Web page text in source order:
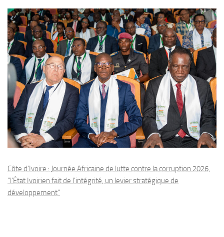
Côte d'Ivoire : Journée Africaine de lutte contre la corruption 2026,
"l'État Ivoirien fait de l'intégrité, un levier stratégique de
développement"